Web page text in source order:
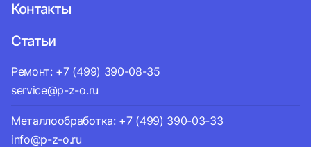
Контакты
Статьи
Ремонт: +7 (499) 390-08-35
service@p-z-o.ru
Металлообработка: +7 (499) 390-03-33
info@p-z-o.ru